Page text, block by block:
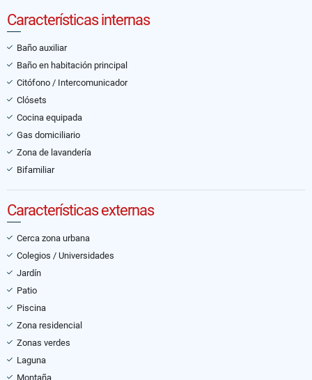
Características internas
Baño auxiliar
Baño en habitación principal
Citófono / Intercomunicador
Clósets
Cocina equipada
Gas domiciliario
Zona de lavandería
Bifamiliar
Características externas
Cerca zona urbana
Colegios / Universidades
Jardín
Patio
Piscina
Zona residencial
Zonas verdes
Laguna
Montaña